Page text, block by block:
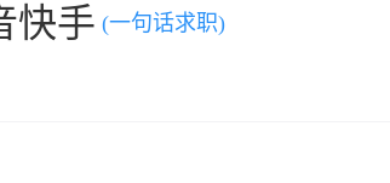
快手 (一句话求职)